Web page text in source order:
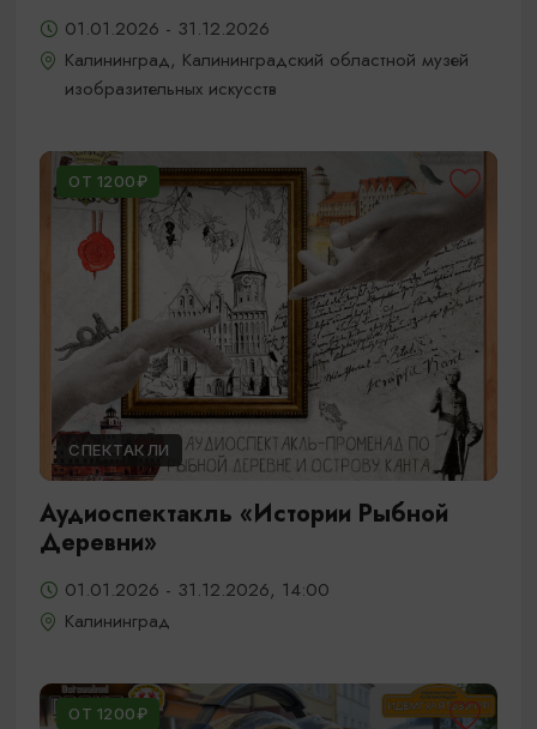
01.01.2026 - 31.12.2026
Калининград, Калининградский областной музей
изобразительных искусств
ОТ 1200₽
СПЕКТАКЛИ
Аудиоспектакль «Истории Рыбной
Деревни»
01.01.2026 - 31.12.2026, 14:00
Калининград
ОТ 1200₽